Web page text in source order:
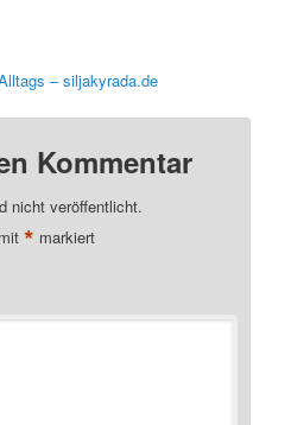
– siljakyrada.de
Kommentar
nicht veröffentlicht.
* markiert